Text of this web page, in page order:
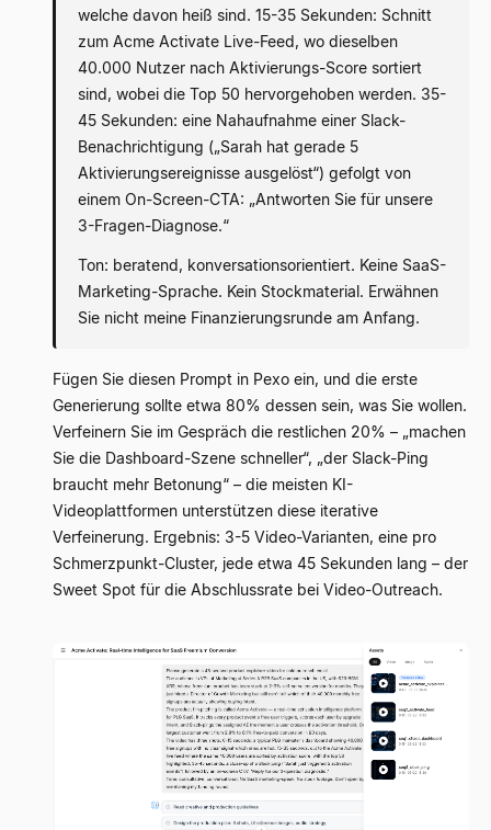
welche davon heiß sind. 15-35 Sekunden: Schnitt
zum Acme Activate Live-Feed, wo dieselben
40.000 Nutzer nach Aktivierungs-Score sortiert
sind, wobei die Top 50 hervorgehoben werden. 35-
45 Sekunden: eine Nahaufnahme einer Slack-
Benachrichtigung („Sarah hat gerade 5
Aktivierungsereignisse ausgelöst“) gefolgt von
einem On-Screen-CTA: „Antworten Sie für unsere
3-Fragen-Diagnose.“
Ton: beratend, konversationsorientiert. Keine SaaS-
Marketing-Sprache. Kein Stockmaterial. Erwähnen
Sie nicht meine Finanzierungsrunde am Anfang.
Fügen Sie diesen Prompt in Pexo ein, und die erste
Generierung sollte etwa 80% dessen sein, was Sie wollen.
Verfeinern Sie im Gespräch die restlichen 20% – „machen
Sie die Dashboard-Szene schneller“, „der Slack-Ping
braucht mehr Betonung“ – die meisten KI-
Videoplattformen unterstützen diese iterative
Verfeinerung. Ergebnis: 3-5 Video-Varianten, eine pro
Schmerzpunkt-Cluster, jede etwa 45 Sekunden lang – der
Sweet Spot für die Abschlussrate bei Video-Outreach.